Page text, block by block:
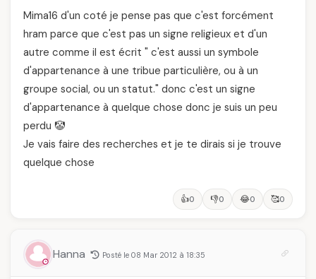
Mima16 d'un coté je pense pas que c'est forcément
hram parce que c'est pas un signe religieux et d'un
autre comme il est écrit " c'est aussi un symbole
d'appartenance à une tribue particulière, ou à un
groupe social, ou un statut." donc c'est un signe
d'appartenance à quelque chose donc je suis un peu
perdu 🤡
Je vais faire des recherches et je te dirais si je trouve
quelque chose
👍0 👎0 😂0 🥰0
Hanna Posté le 08 Mar 2012 à 18:35